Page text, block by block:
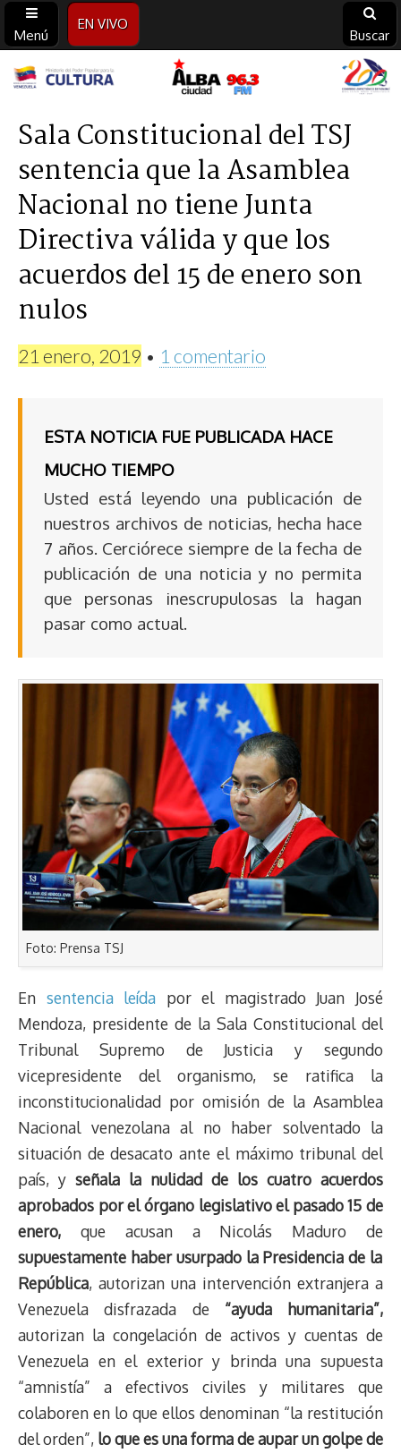
Menú
EN VIVO
Buscar
Alba
Ciudad
96.3
FM
Sala Constitucional del TSJ
sentencia que la Asamblea
Nacional no tiene Junta
Directiva válida y que los
acuerdos del 15 de enero son
nulos
21 enero, 2019 • 1 comentario
ESTA NOTICIA FUE PUBLICADA HACE
MUCHO TIEMPO
Usted está leyendo una publicación de
nuestros archivos de noticias, hecha hace
7 años. Cerciórece siempre de la fecha de
publicación de una noticia y no permita
que personas inescrupulosas la hagan
pasar como actual.
Foto: Prensa TSJ
En sentencia leída por el magistrado Juan José
Mendoza, presidente de la Sala Constitucional del
Tribunal Supremo de Justicia y segundo
vicepresidente del organismo, se ratifica la
inconstitucionalidad por omisión de la Asamblea
Nacional venezolana al no haber solventado la
situación de desacato ante el máximo tribunal del
país, y señala la nulidad de los cuatro acuerdos
aprobados por el órgano legislativo el pasado 15 de
enero, que acusan a Nicolás Maduro de
supuestamente haber usurpado la Presidencia de la
República, autorizan una intervención extranjera a
Venezuela disfrazada de “ayuda humanitaria”,
autorizan la congelación de activos y cuentas de
Venezuela en el exterior y brinda una supuesta
“amnistía” a efectivos civiles y militares que
colaboren en lo que ellos denominan “la restitución
del orden”, lo que es una forma de aupar un golpe de